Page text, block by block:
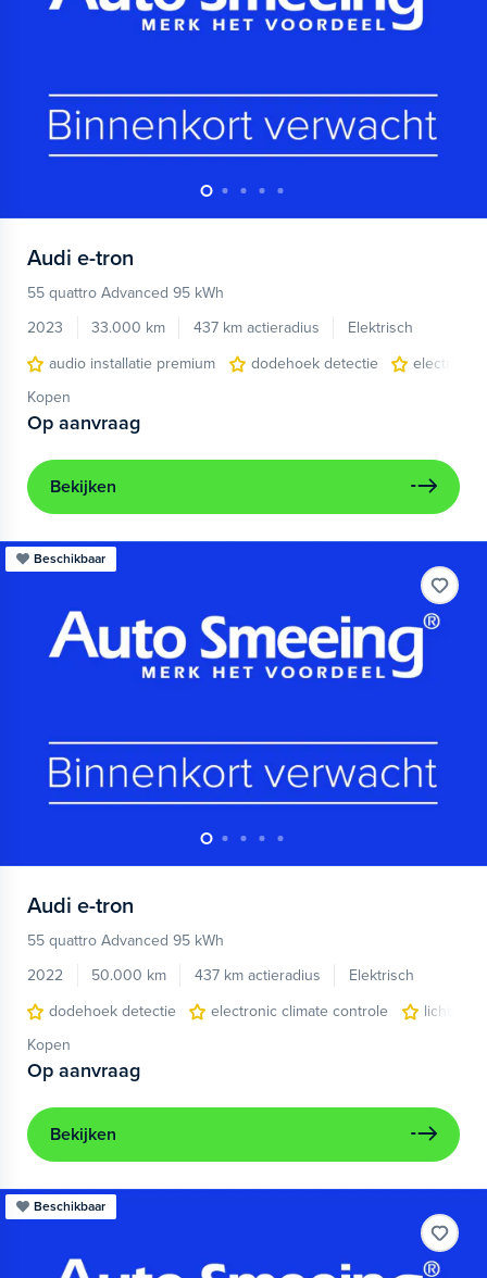
Audi e-tron
55 quattro Advanced 95 kWh
2023
33.000 km 437 km actieradius
Elektrisch
audio installatie premium
dodehoek detectie
electronic
Kopen
Op aanvraag
Bekijken
Beschikbaar
Audi e-tron
55 quattro Advanced 95 kWh
2022
50.000 km 437 km actieradius
Elektrisch
dodehoek detectie
electronic climate controle
Kopen
Op aanvraag
Bekijken
Beschikbaar